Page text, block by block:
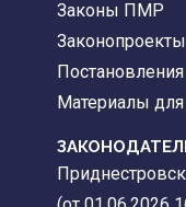
Законы ПМР
Законопроекты
Постановления
Материалы для